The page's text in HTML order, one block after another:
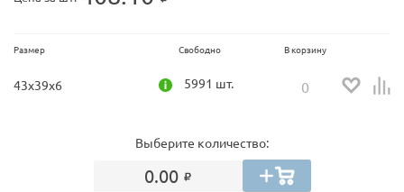
Размер Свободно В корзину
43x39x6 5991 шт.
Выберите количество:
0.00